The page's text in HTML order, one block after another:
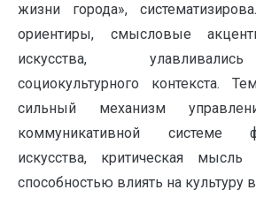
жизни города»,
ориентиры, смысловые
искусства,
социокультурного
сильный механизм
коммуникативной системе
искусства, критическая мысль
способностью влиять на культуру